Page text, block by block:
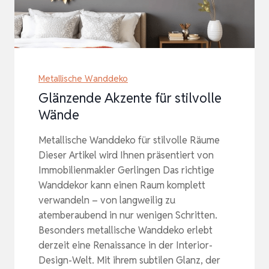
Metallische Wanddeko
Glänzende Akzente für stilvolle
Wände
Metallische Wanddeko für stilvolle Räume
Dieser Artikel wird Ihnen präsentiert von
Immobilienmakler Gerlingen Das richtige
Wanddekor kann einen Raum komplett
verwandeln – von langweilig zu
atemberaubend in nur wenigen Schritten.
Besonders metallische Wanddeko erlebt
derzeit eine Renaissance in der Interior-
Design-Welt. Mit ihrem subtilen Glanz, der